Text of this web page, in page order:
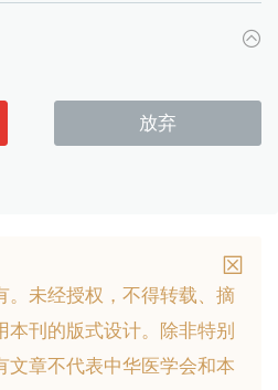
放弃
未经授权，不得转载、摘
刊的版式设计。
除非特别
文章不代表中华医学会和本